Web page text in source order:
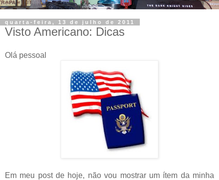
quarta-feira, 13 de julho de 2011
Visto Americano: Dicas
Olá pessoal
Em meu post de hoje, não vou mostrar um ítem da minha